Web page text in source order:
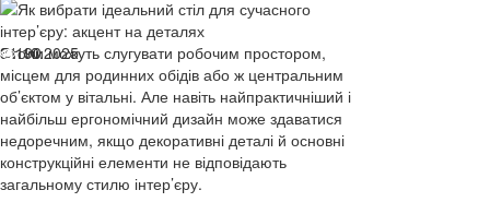
31.10.2025
190
Столи можуть слугувати робочим простором,
місцем для родинних обідів або ж центральним
об’єктом у вітальні. Але навіть найпрактичніший і
найбільш ергономічний дизайн може здаватися
недоречним, якщо декоративні деталі й основні
конструкційні елементи не відповідають
загальному стилю інтер’єру.